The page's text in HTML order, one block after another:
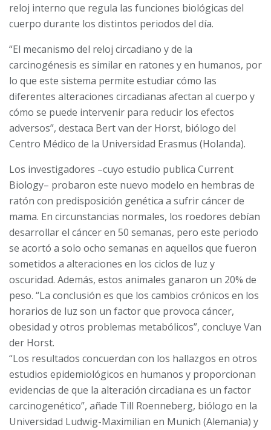
reloj interno que regula las funciones biológicas del
cuerpo durante los distintos periodos del día.
“El mecanismo del reloj circadiano y de la
carcinogénesis es similar en ratones y en humanos, por
lo que este sistema permite estudiar cómo las
diferentes alteraciones circadianas afectan al cuerpo y
cómo se puede intervenir para reducir los efectos
adversos”, destaca Bert van der Horst, biólogo del
Centro Médico de la Universidad Erasmus (Holanda).
Los investigadores –cuyo estudio publica Current
Biology– probaron este nuevo modelo en hembras de
ratón con predisposición genética a sufrir cáncer de
mama. En circunstancias normales, los roedores debían
desarrollar el cáncer en 50 semanas, pero este periodo
se acortó a solo ocho semanas en aquellos que fueron
sometidos a alteraciones en los ciclos de luz y
oscuridad. Además, estos animales ganaron un 20% de
peso. “La conclusión es que los cambios crónicos en los
horarios de luz son un factor que provoca cáncer,
obesidad y otros problemas metabólicos”, concluye Van
der Horst.
“Los resultados concuerdan con los hallazgos en otros
estudios epidemiológicos en humanos y proporcionan
evidencias de que la alteración circadiana es un factor
carcinogenético”, añade Till Roenneberg, biólogo en la
Universidad Ludwig-Maximilian en Munich (Alemania) y